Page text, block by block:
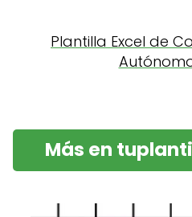
Plantilla Excel de
Más en